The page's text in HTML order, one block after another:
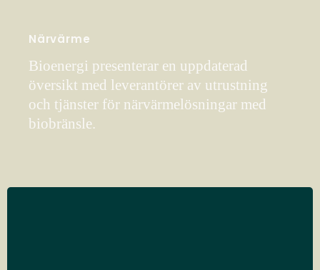
Närvärme
Bioenergi presenterar en uppdaterad
översikt med leverantörer av utrustning
och tjänster för närvärmelösningar med
biobränsle.